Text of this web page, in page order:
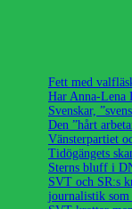
Fett med
Har Anna-Lena
Svenskar,
Den ”hårt
Vänsterpartiet
Tidögängets
Sterns bluff i
SVT och SR:s
journalistik som